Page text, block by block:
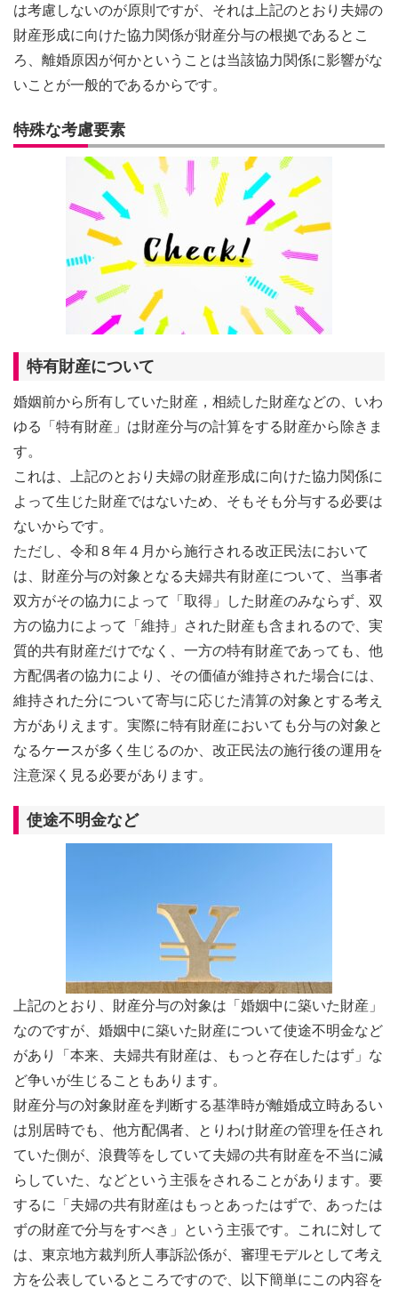
は考慮しないのが原則ですが、それは上記のとおり夫婦の
財産形成に向けた協力関係が財産分与の根拠であるとこ
ろ、離婚原因が何かということは当該協力関係に影響がな
いことが一般的であるからです。
特殊な考慮要素
特有財産について
婚姻前から所有していた財産，相続した財産などの、いわ
ゆる「特有財産」は財産分与の計算をする財産から除きま
す。
これは、上記のとおり夫婦の財産形成に向けた協力関係に
よって生じた財産ではないため、そもそも分与する必要は
ないからです。
ただし、令和８年４月から施行される改正民法において
は、財産分与の対象となる夫婦共有財産について、当事者
双方がその協力によって「取得」した財産のみならず、双
方の協力によって「維持」された財産も含まれるので、実
質的共有財産だけでなく、一方の特有財産であっても、他
方配偶者の協力により、その価値が維持された場合には、
維持された分について寄与に応じた清算の対象とする考え
方がありえます。実際に特有財産においても分与の対象と
なるケースが多く生じるのか、改正民法の施行後の運用を
注意深く見る必要があります。
使途不明金など
上記のとおり、財産分与の対象は「婚姻中に築いた財産」
なのですが、婚姻中に築いた財産について使途不明金など
があり「本来、夫婦共有財産は、もっと存在したはず」な
ど争いが生じることもあります。
財産分与の対象財産を判断する基準時が離婚成立時あるい
は別居時でも、他方配偶者、とりわけ財産の管理を任され
ていた側が、浪費等をしていて夫婦の共有財産を不当に減
らしていた、などという主張をされることがあります。要
するに「夫婦の共有財産はもっとあったはずで、あったは
ずの財産で分与をすべき」という主張です。これに対して
は、東京地方裁判所人事訴訟係が、審理モデルとして考え
方を公表しているところですので、以下簡単にこの内容を